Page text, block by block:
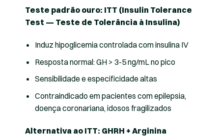
Teste padrão ouro: ITT (Insulin Tolerance
Test — Teste de Tolerância à Insulina)
Induz hipoglicemia controlada com insulina IV
Resposta normal: GH > 3-5 ng/mL no pico
Sensibilidade e especificidade altas
Contraindicado em pacientes com epilepsia,
doença coronariana, idosos fragilizados
Alternativa ao ITT: GHRH + Arginina